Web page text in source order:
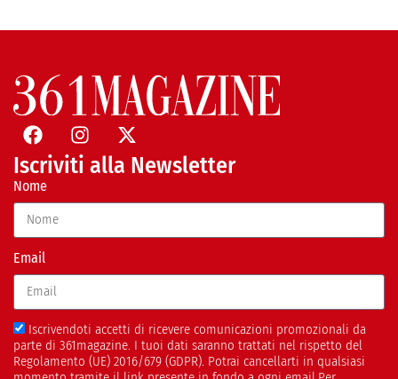
Iscriviti alla Newsletter
Nome
Email
Iscrivendoti accetti di ricevere comunicazioni promozionali da
parte di 361magazine. I tuoi dati saranno trattati nel rispetto del
Regolamento (UE) 2016/679 (GDPR). Potrai cancellarti in qualsiasi